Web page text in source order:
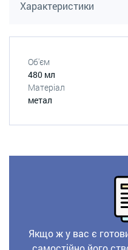
Характеристики
Об'єм
480 мл
Матеріал
метал
Якщо ж у вас є